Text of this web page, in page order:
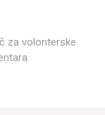
za volonterske